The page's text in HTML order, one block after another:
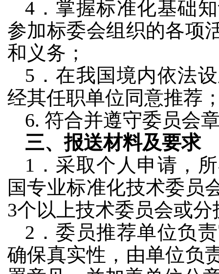
4．掌握标准化基础
参加标委会组织的各项
和义务；
5．在我国境内依法
经其任职单位同意推荐
6. 符合并遵守委员会
三、报送材料及要求
1．采取个人申请，
国专业标准化技术委员
3个以上技术委员会或
2．委员推荐单位负
确保真实性，由单位负